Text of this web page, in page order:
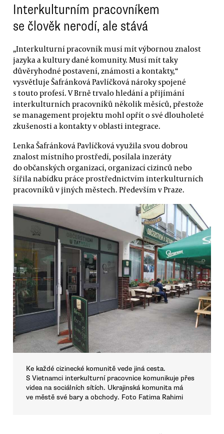
Interkulturním pracovníkem
se člověk nerodí, ale stává
„Interkulturní pracovník musí mít výbornou znalost
jazyka a kultury dané komunity. Musí mít taky
důvěryhodné postavení, známosti a kontakty,“
vysvětluje Šafránková Pavlíčková nároky spojené
s touto profesí. V Brně trvalo hledání a přijímání
interkulturních pracovníků několik měsíců, přestože
se management projektu mohl opřít o své dlouholeté
zkušenosti a kontakty v oblasti integrace.
Lenka Šafránková Pavlíčková využila svou dobrou
znalost místního prostředí, posílala inzeráty
do občanských organizací, organizací cizinců nebo
šířila nabídku práce prostřednictvím interkulturních
pracovníků v jiných městech. Především v Praze.
Ke každé cizinecké komunitě vede jiná cesta.
S Vietnamci interkulturní pracovnice komunikuje přes
videa na sociálních sítích. Ukrajinská komunita má
ve městě své bary a obchody. Foto Fatima Rahimi